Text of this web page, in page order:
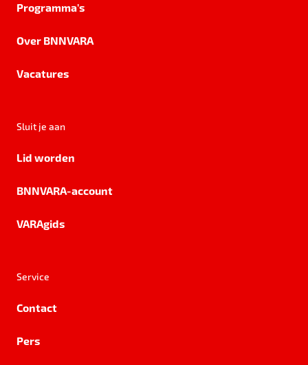
Programma's
Over BNNVARA
Vacatures
Sluit je aan
Lid worden
BNNVARA-account
VARAgids
Service
Contact
Pers